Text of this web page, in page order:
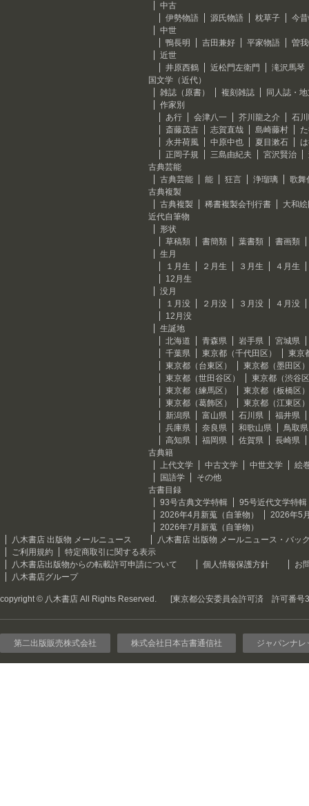
中古
伊勢物語
源氏物語 枕草子
今
中世
鴨長明
吉田兼好 平家物語
曽
近世
井原西鶴
近松門左衛門
滝沢馬琴
国文学（近代）
雑誌（原書）
複刻雑誌
同人誌・
作家別
あ行
会津八一 芥川龍之介
石
斎藤茂吉
志賀直哉 島崎藤村
永井荷風
中原中也 夏目漱石
正岡子規
三島由紀夫 宮沢賢治
古典芸能
古典芸能
能 狂言 浄瑠璃
歌舞
古典複製
古典複製
稀書複製会刊行書
大和
近代自筆物
形状
草稿類
書簡類 葉書類
書画類
生月
１月生
２月生 ３月生
４月生
12月生
没月
１月没
２月没 ３月没
４月没
12月没
生誕地
北海道
青森県 岩手県
宮城県
千葉県
東京都（千代田区）
東京
東京都（台東区）
東京都（墨田区）
東京都（世田谷区）
東京都（渋谷
東京都（練馬区）
東京都（板橋区）
東京都（葛飾区）
東京都（江東区）
新潟県
富山県 石川県
福井県
兵庫県
奈良県 和歌山県
鳥取県
高知県
福岡県 佐賀県
長崎県
古典籍
上代文学
中古文学 中世文学
絵
国語学
その他
古書目録
93号古典文学特輯
95号近代文学特輯
2026年4月新蒐（自筆物）
2026年5
2026年7月新蒐（自筆物）
八木書店 出版物 メールニュース
八木書店 出版物 メールニュース・バッ
ご利用規約
特定商取引に関する表示
八木書店出版物からの転載許可申請について
個人情報保護方針
お
八木書店グループ
copyright © 八木書店 All Rights Reserved. [東京都公安委員会許可済 許可番号
第二出版販売株式会社 株式会社日本古書通信社 ジャパンナレ